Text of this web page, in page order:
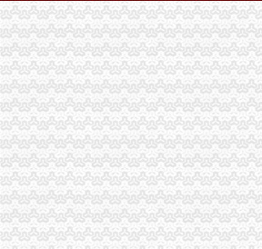
经开区园区办：为园区企业职工子女解决入学问
永州市优化办调研永州经开区服务园区企业发展
【在西安经开区注册公司,到哪儿办理手续啊？,
蔡开办发〔2015〕11号|蔡家坡经开区管委会政综
郑州经开区代办公司注册多少钱-商务服务
经开区举办“民营企业招聘周”招聘会_河北新闻网
经开区管委会办公室2014年度重点工作、重点活
双桥经开区管委会办公室关于成立双桥经开区财
合肥经开区管办
经开区应急办向区内企业一线职工赠送市民应急
达州经开区民营办邀请投行团队到辖区优质企业
2017年九江经开区政办公室公开考选机关工作人
合肥经开区“重赏”揽才创办企业高励200万元-新华